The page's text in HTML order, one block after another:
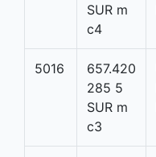
SUR m
c4
5016
657.420
285 5
SUR m
c3